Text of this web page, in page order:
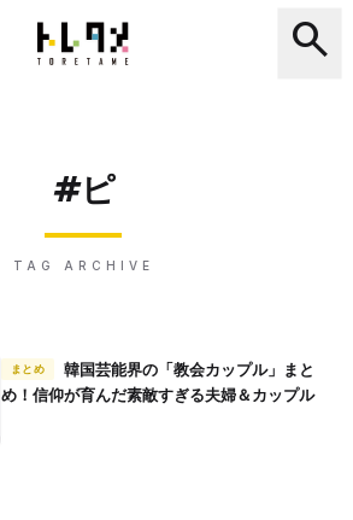
search
#ピ
TAG ARCHIVE
まとめ
韓国芸能界の「教会カップル」まと
め！信仰が育んだ素敵すぎる夫婦＆カップル